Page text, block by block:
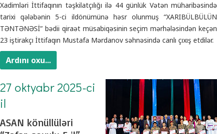
Xadimləri İttifaqının təşkilatçılığı ilə 44 günlük Vətən müharibəsində
tarixi qələbənin 5-ci ildönümünə həsr olunmuş “XARIBÜLBÜLÜN
TƏNTƏNƏSİ” bədii qiraət müsabiqəsinin seçim mərhələsindən keçən
23 iştirakçı İttifaqın Mustafa Mərdanov səhnəsində canlı çıxış etdilər.
Ardını oxu...
27 oktyabr 2025-ci
il
ASAN könüllüləri